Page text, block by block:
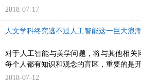
2018-07-17
人文学科终究逃不过人工智能这一巨大浪
对于人工智能与美学问题，将与其他相关
每个人都有知识和观念的盲区，重要的是开
2018-07-12